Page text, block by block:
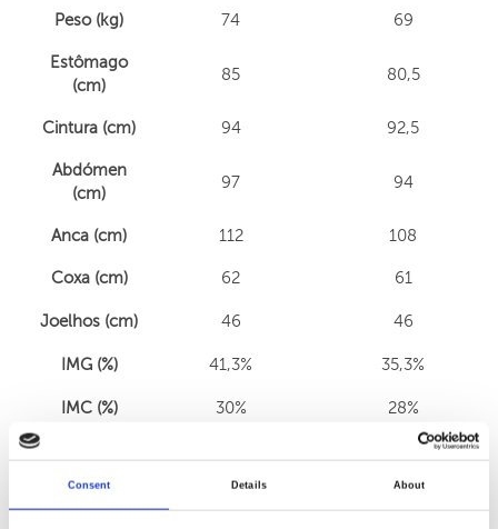
Consent Details About
Peso (kg) 74 69
Estômago
(cm)
85 80,5
Cintura (cm) 94 92,5
Abdómen
(cm)
97 94
Anca (cm) 112 108
Coxa (cm) 62 61
Joelhos (cm) 46 46
IMG (%) 41,3% 35,3%
IMC (%) 30% 28%
Testemunho Paciente
“É um tratamento que seguindo o que nos é proposto,